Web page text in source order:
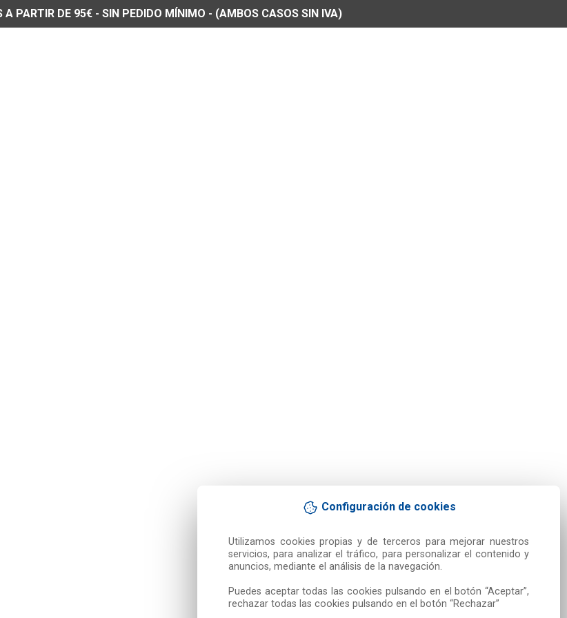
Configuración de cookies
Utilizamos cookies propias y de terceros para mejorar nuestros
servicios, para analizar el tráfico, para personalizar el contenido y
anuncios, mediante el análisis de la navegación.
Puedes aceptar todas las cookies pulsando en el botón “Aceptar”,
rechazar todas las cookies pulsando en el botón “Rechazar”
A PARTIR DE 95€ - SIN PEDIDO MÍNIMO - (AMBOS CASOS SIN IVA)